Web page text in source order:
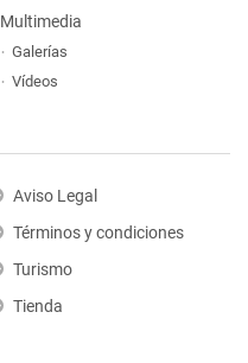
Multimedia
Galerías
Vídeos
Aviso Legal
Términos y condiciones
Turismo
Tienda